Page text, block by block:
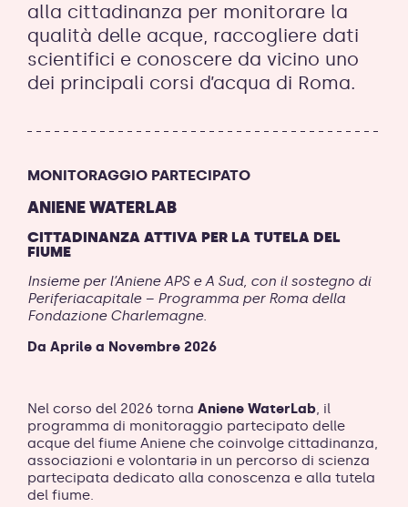
alla cittadinanza per monitorare la
qualità delle acque, raccogliere dati
scientifici e conoscere da vicino uno
dei principali corsi d’acqua di Roma.
MONITORAGGIO PARTECIPATO
ANIENE WATERLAB
CITTADINANZA ATTIVA PER LA TUTELA DEL
FIUME
Insieme per l’Aniene APS e A Sud, con il sostegno di
Periferiacapitale – Programma per Roma della
Fondazione Charlemagne.
Da Aprile a Novembre 2026
Nel corso del 2026 torna Aniene WaterLab, il
programma di monitoraggio partecipato delle
acque del fiume Aniene che coinvolge cittadinanza,
associazioni e volontariə in un percorso di scienza
partecipata dedicato alla conoscenza e alla tutela
del fiume.